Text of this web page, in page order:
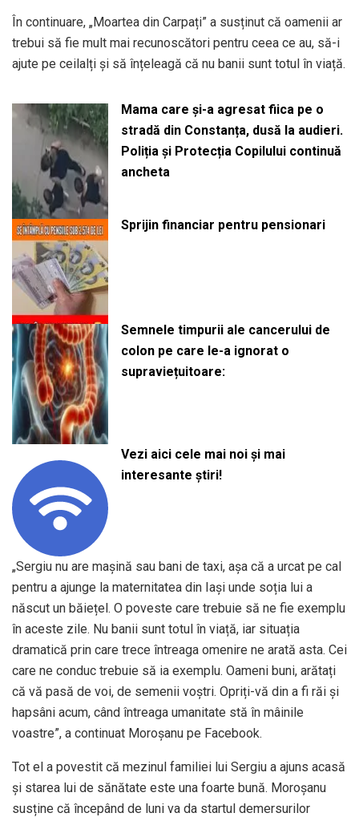
În continuare, „Moartea din Carpați” a susținut că oamenii ar
trebui să fie mult mai recunoscători pentru ceea ce au, să-i
ajute pe ceilalți și să înțeleagă că nu banii sunt totul în viață.
Mama care și-a agresat fiica pe o
stradă din Constanța, dusă la audieri.
Poliția și Protecția Copilului continuă
ancheta
Sprijin financiar pentru pensionari
Semnele timpurii ale cancerului de
colon pe care le-a ignorat o
supraviețuitoare:
Vezi aici cele mai noi și mai
interesante știri!
„Sergiu nu are mașină sau bani de taxi, așa că a urcat pe cal
pentru a ajunge la maternitatea din Iași unde soția lui a
născut un băiețel. O poveste care trebuie să ne fie exemplu
în aceste zile. Nu banii sunt totul în viață, iar situația
dramatică prin care trece întreaga omenire ne arată asta. Cei
care ne conduc trebuie să ia exemplu. Oameni buni, arătați
că vă pasă de voi, de semenii voștri. Opriți-vă din a fi răi și
hapsâni acum, când întreaga umanitate stă în mâinile
voastre”, a continuat Moroșanu pe Facebook.
Tot el a povestit că mezinul familiei lui Sergiu a ajuns acasă
și starea lui de sănătate este una foarte bună. Moroșanu
susține că începând de luni va da startul demersurilor